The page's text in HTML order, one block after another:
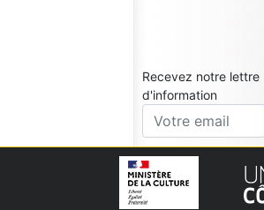
Recevez notre lettre
d'information